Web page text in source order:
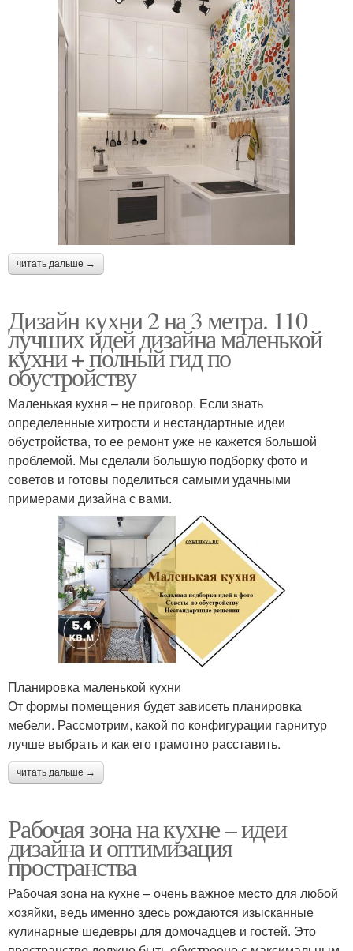
читать дальше →
Дизайн кухни 2 на 3 метра. 110
лучших идей дизайна маленькой
кухни + полный гид по
обустройству
Маленькая кухня – не приговор. Если знать
определенные хитрости и нестандартные идеи
обустройства, то ее ремонт уже не кажется большой
проблемой. Мы сделали большую подборку фото и
советов и готовы поделиться самыми удачными
примерами дизайна с вами.
Планировка маленькой кухни
От формы помещения будет зависеть планировка
мебели. Рассмотрим, какой по конфигурации гарнитур
лучше выбрать и как его грамотно расставить.
читать дальше →
Рабочая зона на кухне – идеи
дизайна и оптимизация
пространства
Рабочая зона на кухне – очень важное место для любой
хозяйки, ведь именно здесь рождаются изысканные
кулинарные шедевры для домочадцев и гостей. Это